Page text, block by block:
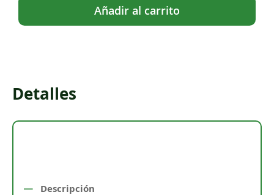
Añadir al carrito
Detalles
Descripción